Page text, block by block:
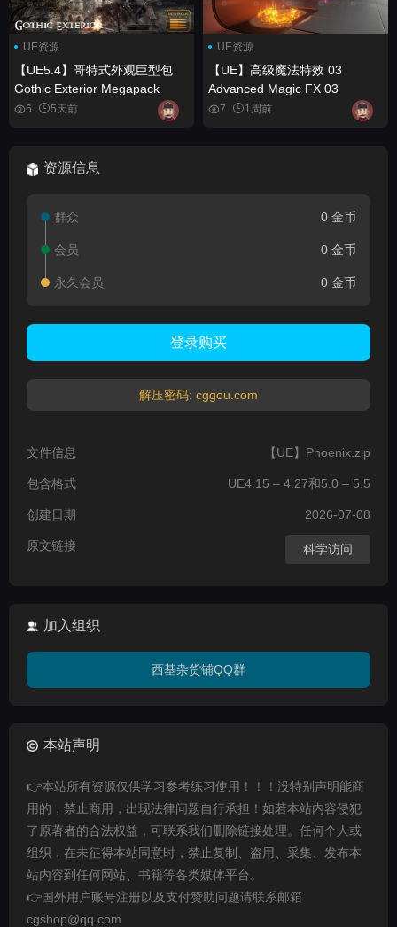
UE资源
【UE5.4】哥特式外观巨型包
Gothic Exterior Megapack
6 5天前
UE资源
【UE】高级魔法特效 03
Advanced Magic FX 03
7 1周前
资源信息
群众 0 金币
会员 0 金币
永久会员 0 金币
登录购买
解压密码: cggou.com
文件信息 【UE】Phoenix.zip
包含格式 UE4.15 – 4.27和5.0 – 5.5
创建日期 2026-07-08
原文链接 科学访问
加入组织
西基杂货铺QQ群
本站声明
👉本站所有资源仅供学习参考练习使用！！！没特别声明能商
用的，禁止商用，出现法律问题自行承担！如若本站内容侵犯
了原著者的合法权益，可联系我们删除链接处理。任何个人或
组织，在未征得本站同意时，禁止复制、盗用、采集、发布本
站内容到任何网站、书籍等各类媒体平台。
👉国外用户账号注册以及支付赞助问题请联系邮箱
cgshop@qq.com